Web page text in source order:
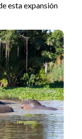
esta expansión